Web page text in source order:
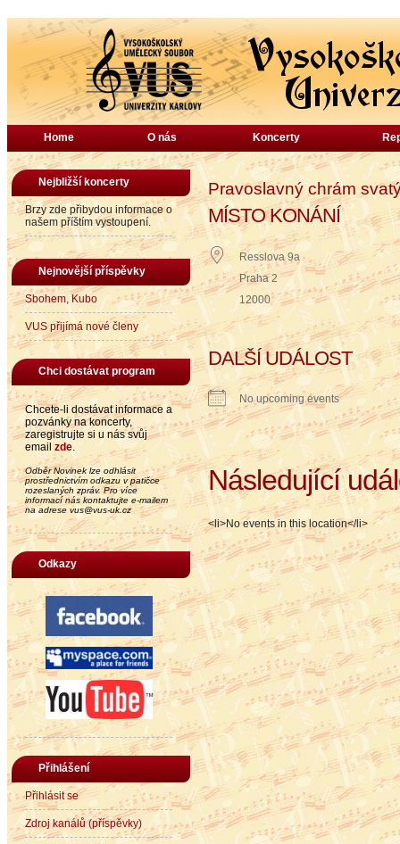
Home O nás Koncerty
Nejbližší koncerty
Brzy zde přibydou informace o
našem příštím vystoupení.
Nejnovější příspěvky
Sbohem, Kubo
VUS přijímá nové členy
Chci dostávat program
Chcete-li dostávat informace a
pozvánky na koncerty,
zaregistrujte si u nás svůj
email zde.
Odběr Novinek lze odhlásit
prostřednictvím odkazu v patičce
rozeslaných zpráv. Pro více
informací nás kontaktujte e-mailem
na adrese vus@vus-uk.cz
Odkazy
Přihlášení
Přihlásit se
Zdroj kanálů (příspěvky)
Pravoslavný chrám
MÍSTO KONÁNÍ
Resslova 9a
Praha 2
12000
DALŠÍ UDÁLOST
No upcoming events
Následující
<li>No events in this location</li>